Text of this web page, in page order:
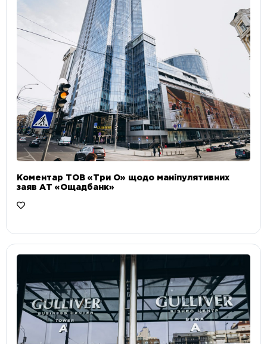
Коментар ТОВ «Три О» щодо маніпулятивних
заяв АТ «Ощадбанк»